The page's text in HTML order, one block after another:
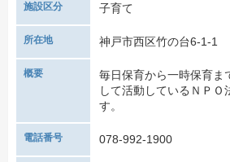
施設区分 子育て
所在地 神戸市西区竹の台6-1-1
概要
毎日保育から一時保育ま
して活動しているＮＰＯ
す。
電話番号 078-992-1900